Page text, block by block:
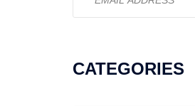
address:
CATEGORIES